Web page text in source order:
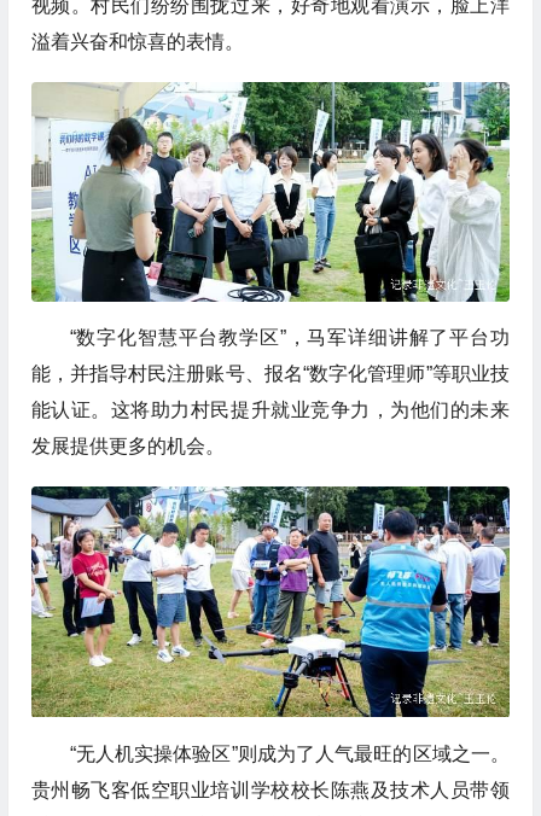
视频。村民们纷纷围拢过来，好奇地观看演示，脸上洋
溢着兴奋和惊喜的表情。
“数字化智慧平台教学区”，马军详细讲解了平台功
能，并指导村民注册账号、报名“数字化管理师”等职业技
能认证。这将助力村民提升就业竞争力，为他们的未来
发展提供更多的机会。
“无人机实操体验区”则成为了人气最旺的区域之一。
贵州畅飞客低空职业培训学校校长陈燕及技术人员带领